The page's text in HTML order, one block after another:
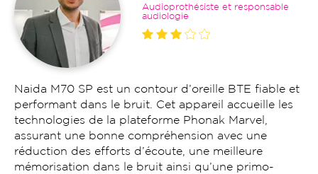
Audioprothésiste et responsable
audiologie
Naida M70 SP est un contour d’oreille BTE fiable et
performant dans le bruit. Cet appareil accueille les
technologies de la plateforme Phonak Marvel,
assurant une bonne compréhension avec une
réduction des efforts d’écoute, une meilleure
mémorisation dans le bruit ainsi qu’une primo-